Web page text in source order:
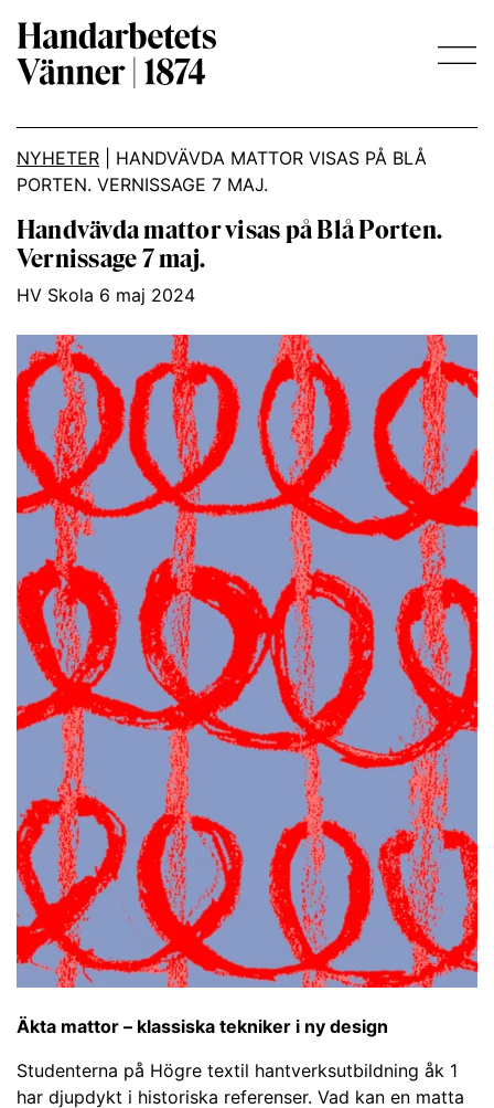
Main Navigation
NYHETER
HANDVÄVDA MATTOR VISAS PÅ BLÅ
PORTEN. VERNISSAGE 7 MAJ.
Handvävda mattor visas på Blå Porten.
Vernissage 7 maj.
HV Skola 6 maj 2024
Äkta mattor – klassiska tekniker i ny design
Studenterna på Högre textil hantverksutbildning åk 1
har djupdykt i historiska referenser. Vad kan en matta